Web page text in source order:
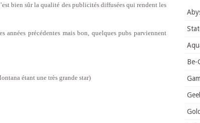
bien sûr la qualité des publicités diffusées qui rendent les
précédentes mais bon, quelques pubs parviennent
étant une très grande star)
Be-